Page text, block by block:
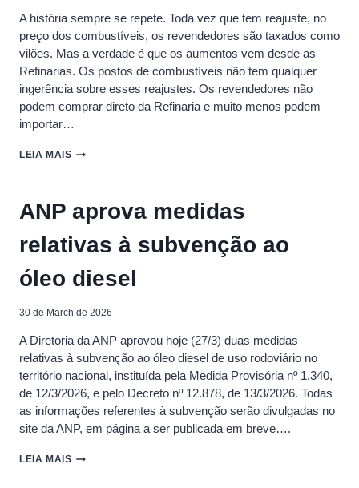
NOVA
SAFRA
DE
CANA
A história sempre se repete. Toda vez que tem reajuste, no
preço dos combustíveis, os revendedores são taxados como
vilões. Mas a verdade é que os aumentos vem desde as
Refinarias. Os postos de combustíveis não tem qualquer
ingerência sobre esses reajustes. Os revendedores não
podem comprar direto da Refinaria e muito menos podem
importar…
LEIA MAIS A
ALTA
DOS
COMBUSTÍVEIS
ANP aprova medidas
relativas à subvenção ao
óleo diesel
30 de March de 2026
A Diretoria da ANP aprovou hoje (27/3) duas medidas
relativas à subvenção ao óleo diesel de uso rodoviário no
território nacional, instituída pela Medida Provisória nº 1.340,
de 12/3/2026, e pelo Decreto nº 12.878, de 13/3/2026. Todas
as informações referentes à subvenção serão divulgadas no
site da ANP, em página a ser publicada em breve….
LEIA MAIS ANP